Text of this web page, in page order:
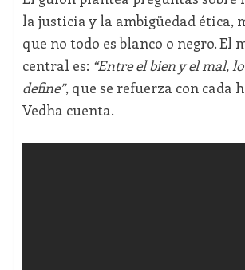
la justicia y la ambigüedad ética,
que no todo es blanco o negro. El
central es: “Entre el bien y el mal,
define”, que se refuerza con cada
Vedha cuenta.